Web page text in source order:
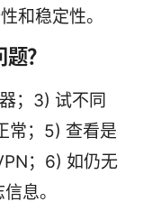
和稳定性。
？
；3) 试不同
常；5) 查看是
；6) 如仍无
息。